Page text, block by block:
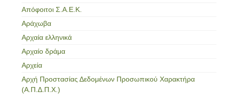
Απόφοιτοι Σ.Α.Ε.Κ.
Αράχωβα
Αρχαία ελληνικά
Αρχαίο δράμα
Αρχεία
Αρχή Προστασίας Δεδομένων Προσωπικού Χαρακτήρα
(Α.Π.Δ.Π.Χ.)